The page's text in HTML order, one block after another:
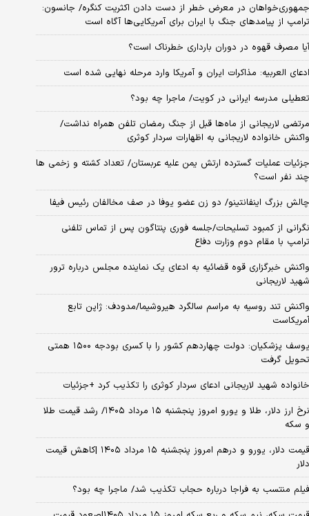
جمهوری‌خواهان در معرض خطر از دست دادن اکثریت کنگره/ جانسون:
ترامپ از پیامدهای جنگ با ایران برای آمریکایی‌ها آگاه است
آیا مصرف قهوه در دوران بارداری خطرناک است؟
ادعای العربیه: مذاکرات ایران و آمریکا وارد مرحله نهایی شده است
تعطیلی مدرسه ایرانی در کویت/ ماجرا چه بود؟
مرتضی لاریجانی از ماه‌ها قبل از جنگ رمضان تلفن همراه نداشت/
واکنش خانواده لاریجانی به اظهارات سردار کوثری
جزئیات عملیات گسترده ارتش یمن علیه عربستان/ تعداد کشته و زخمی ها
چند نفر است؟
چالش بزرگ اینفانتینو/ دو زن عضو یوفا در صف مخالفان رئیس فیفا
نگرانی از کمبود تسلیحات/جلسه فوری پنتاگون پس از تماس تلفنی
ترامپ با مقام دوم وزارت دفاع
واکنش خبرگزاری قوه قضائیه به ادعای یک نماینده مجلس درباره ترور
شهید لاریجانی
واکنش تند روسیه به مراسم سالگرد هیروشیما/مدودف: ژاپن تابع
آمریکاست
یوسف پزشکیان: دولت چهاردهم کشور را با کسری بودجه ۱۵۰۰ همتی
تحویل گرفت
خانواده شهید لاریجانی ادعای سردار کوثری را تکذیب کرد +جزئیات
نرخ ارز دلار، طلا و یورو امروز پنجشنبه ۱۵ مرداد ۱۴۰۵/ رشد قیمت طلا
و سکه
قیمت دلار، یورو و درهم امروز پنجشنبه ۱۵ مرداد ۱۴۰۵ |کاهش قیمت
دلار
فیلم منتسب به فراجا درباره حجاب تکذیب شد/ ماجرا چه بود؟